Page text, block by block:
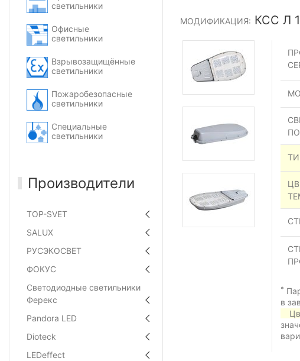
светильники
Офисные
светильники
Взрывозащищённые
светильники
Пожаробезопасные
светильники
Специальные
светильники
Производители
TOP-SVET
SALUX
РУСЭКОСВЕТ
ФОКУС
Светодиодные светильники
Ферекс
Pandora LED
Dioteck
LEDeffect
МОДИФИКАЦИЯ: КСС Л
*
в